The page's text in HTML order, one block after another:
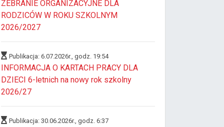
ZEBRANIE ORGANIZACYJNE DLA
RODZICÓW W ROKU SZKOLNYM
2026/2027
Publikacja: 6.07.2026r., godz. 19:54
INFORMACJA O KARTACH PRACY DLA
DZIECI 6-letnich na nowy rok szkolny
2026/27
Publikacja: 30.06.2026r., godz. 6:37